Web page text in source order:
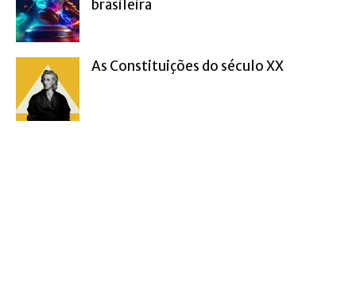
brasileira
As Constituições do século XX